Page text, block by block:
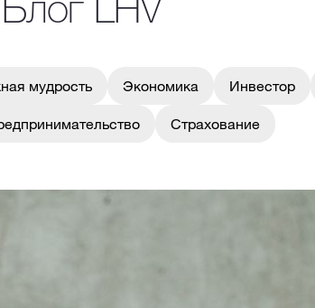
мудрость Экономика Инвестор
Страхование